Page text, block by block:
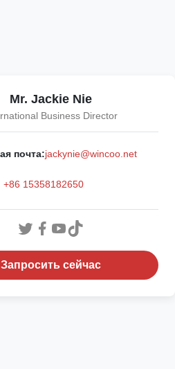
Mr. Jackie Nie
Business Director
почта:jackynie@wincoo.net
+86 15358182650
Запросить сейчас